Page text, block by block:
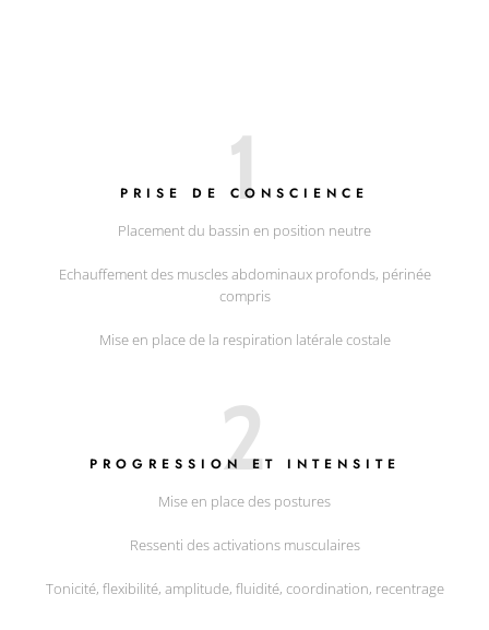
1
PRISE DE CONSCIENCE
Placement du bassin en position neutre
Echauffement des muscles abdominaux profonds, périnée
compris
Mise en place de la respiration latérale costale
2
PROGRESSION ET INTENSITE
Mise en place des postures
Ressenti des activations musculaires
Tonicité, flexibilité, amplitude, fluidité, coordination, recentrage